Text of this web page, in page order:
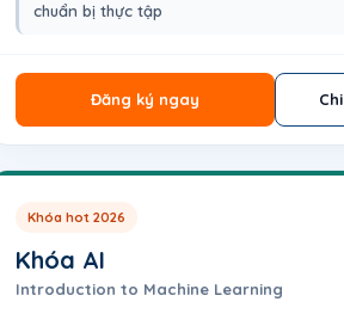
chuẩn bị thực tập
Đăng ký ngay
Khóa hot 2026
Khóa AI
Introduction to Machine Learning